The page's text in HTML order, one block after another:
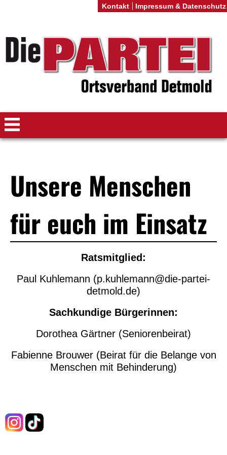
Unsere Menschen
für euch im Einsatz
Ratsmitglied:
Paul Kuhlemann (p.kuhlemann@die-partei-
detmold.de)
Sachkundige Bürgerinnen:
Dorothea Gärtner (Seniorenbeirat)
Fabienne Brouwer (Beirat für die Belange von
Menschen mit Behinderung)
Kontakt Impressum & Datenschutz